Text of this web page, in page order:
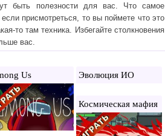
быть полезности для вас. Что самое
если присмотреться, то вы поймете что это
то там техника. Избегайте столкновения
вас.
Us Эволюция ИО
Космическая мафия